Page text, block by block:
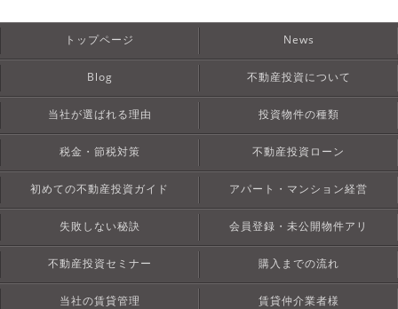
トップページ News
Blog 不動産投資について
当社が選ばれる理由 投資物件の種類
税金・節税対策 不動産投資ローン
初めての不動産投資ガイド アパート・マンション経営
失敗しない秘訣 会員登録・未公開物件アリ
不動産投資セミナー 購入までの流れ
当社の賃貸管理 賃貸仲介業者様